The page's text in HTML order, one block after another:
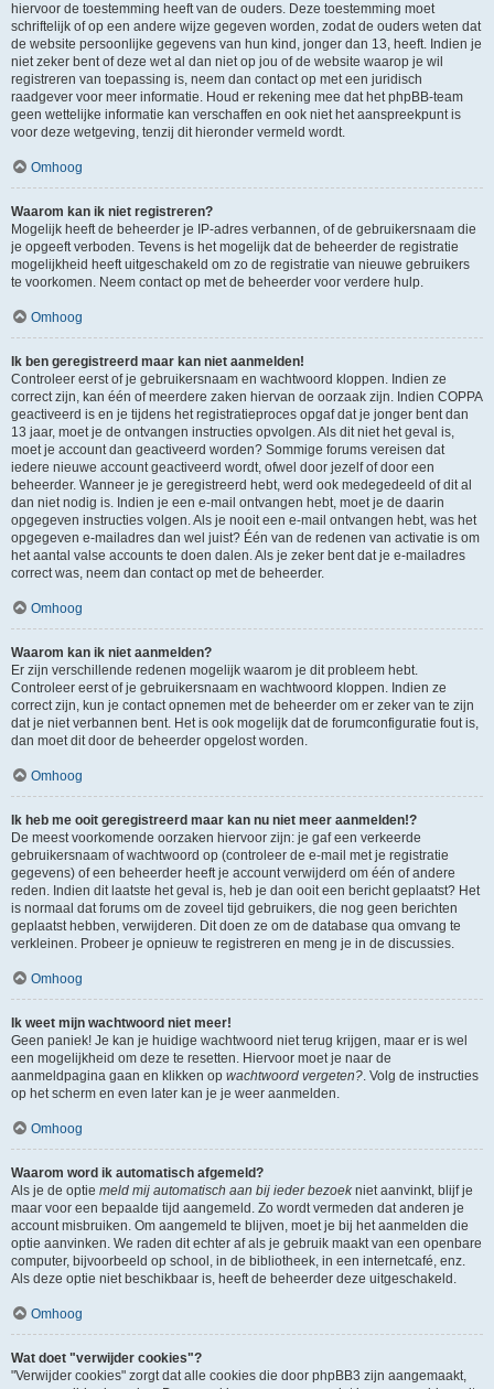
hiervoor de toestemming heeft van de ouders. Deze toestemming moet
schriftelijk of op een andere wijze gegeven worden, zodat de ouders weten dat
de website persoonlijke gegevens van hun kind, jonger dan 13, heeft. Indien je
niet zeker bent of deze wet al dan niet op jou of de website waarop je wil
registreren van toepassing is, neem dan contact op met een juridisch
raadgever voor meer informatie. Houd er rekening mee dat het phpBB-team
geen wettelijke informatie kan verschaffen en ook niet het aanspreekpunt is
voor deze wetgeving, tenzij dit hieronder vermeld wordt.
Omhoog
Waarom kan ik niet registreren?
Mogelijk heeft de beheerder je IP-adres verbannen, of de gebruikersnaam die
je opgeeft verboden. Tevens is het mogelijk dat de beheerder de registratie
mogelijkheid heeft uitgeschakeld om zo de registratie van nieuwe gebruikers
te voorkomen. Neem contact op met de beheerder voor verdere hulp.
Omhoog
Ik ben geregistreerd maar kan niet aanmelden!
Controleer eerst of je gebruikersnaam en wachtwoord kloppen. Indien ze
correct zijn, kan één of meerdere zaken hiervan de oorzaak zijn. Indien COPPA
geactiveerd is en je tijdens het registratieproces opgaf dat je jonger bent dan
13 jaar, moet je de ontvangen instructies opvolgen. Als dit niet het geval is,
moet je account dan geactiveerd worden? Sommige forums vereisen dat
iedere nieuwe account geactiveerd wordt, ofwel door jezelf of door een
beheerder. Wanneer je je geregistreerd hebt, werd ook medegedeeld of dit al
dan niet nodig is. Indien je een e-mail ontvangen hebt, moet je de daarin
opgegeven instructies volgen. Als je nooit een e-mail ontvangen hebt, was het
opgegeven e-mailadres dan wel juist? Één van de redenen van activatie is om
het aantal valse accounts te doen dalen. Als je zeker bent dat je e-mailadres
correct was, neem dan contact op met de beheerder.
Omhoog
Waarom kan ik niet aanmelden?
Er zijn verschillende redenen mogelijk waarom je dit probleem hebt.
Controleer eerst of je gebruikersnaam en wachtwoord kloppen. Indien ze
correct zijn, kun je contact opnemen met de beheerder om er zeker van te zijn
dat je niet verbannen bent. Het is ook mogelijk dat de forumconfiguratie fout is,
dan moet dit door de beheerder opgelost worden.
Omhoog
Ik heb me ooit geregistreerd maar kan nu niet meer aanmelden!?
De meest voorkomende oorzaken hiervoor zijn: je gaf een verkeerde
gebruikersnaam of wachtwoord op (controleer de e-mail met je registratie
gegevens) of een beheerder heeft je account verwijderd om één of andere
reden. Indien dit laatste het geval is, heb je dan ooit een bericht geplaatst? Het
is normaal dat forums om de zoveel tijd gebruikers, die nog geen berichten
geplaatst hebben, verwijderen. Dit doen ze om de database qua omvang te
verkleinen. Probeer je opnieuw te registreren en meng je in de discussies.
Omhoog
Ik weet mijn wachtwoord niet meer!
Geen paniek! Je kan je huidige wachtwoord niet terug krijgen, maar er is wel
een mogelijkheid om deze te resetten. Hiervoor moet je naar de
aanmeldpagina gaan en klikken op wachtwoord vergeten?. Volg de instructies
op het scherm en even later kan je je weer aanmelden.
Omhoog
Waarom word ik automatisch afgemeld?
Als je de optie meld mij automatisch aan bij ieder bezoekniet aanvinkt, blijf je
maar voor een bepaalde tijd aangemeld. Zo wordt vermeden dat anderen je
account misbruiken. Om aangemeld te blijven, moet je bij het aanmelden die
optie aanvinken. We raden dit echter af als je gebruik maakt van een openbare
computer, bijvoorbeeld op school, in de bibliotheek, in een internetcafé, enz.
Als deze optie niet beschikbaar is, heeft de beheerder deze uitgeschakeld.
Omhoog
Wat doet "verwijder cookies"?
"Verwijder cookies" zorgt dat alle cookies die door phpBB3 zijn aangemaakt,